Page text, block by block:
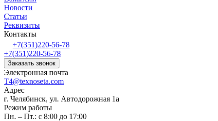
Новости
Статьи
Реквизиты
Контакты
+7(351)220-56-78
+7(351)220-56-78
Заказать звонок
Электронная почта
T4@texnoseta.com
Адрес
г. Челябинск, ул. Автодорожная 1а
Режим работы
Пн. – Пт.: с 8:00 до 17:00